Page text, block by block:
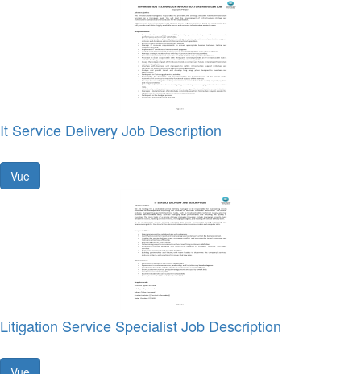
It Service Delivery Job Description
Vue
Litigation Service Specialist Job Description